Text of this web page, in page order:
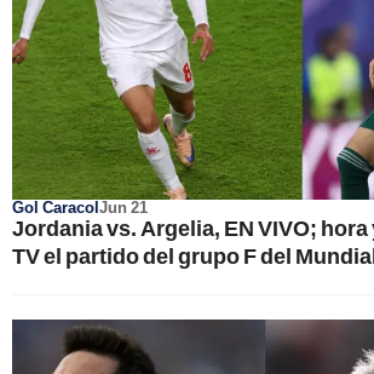
Gol CaracolJun 21
Jordania vs. Argelia, EN VIVO;
TV el partido del grupo F del